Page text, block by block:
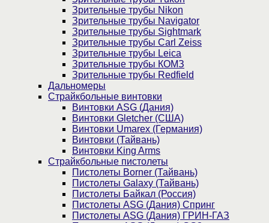
Зрительные трубы Nikon
Зрительные трубы Navigator
Зрительные трубы Sightmark
Зрительные трубы Carl Zeiss
Зрительные трубы Leica
Зрительные трубы КОМЗ
Зрительные трубы Redfield
Дальномеры
Страйкбольные винтовки
Винтовки ASG (Дания)
Винтовки Gletcher (США)
Винтовки Umarex (Германия)
Винтовки (Тайвань)
Винтовки King Arms
Страйкбольные пистолеты
Пистолеты Borner (Тайвань)
Пистолеты Galaxy (Тайвань)
Пистолеты Байкал (Россия)
Пистолеты ASG (Дания) Спринг
Пистолеты ASG (Дания) ГРИН-ГАЗ